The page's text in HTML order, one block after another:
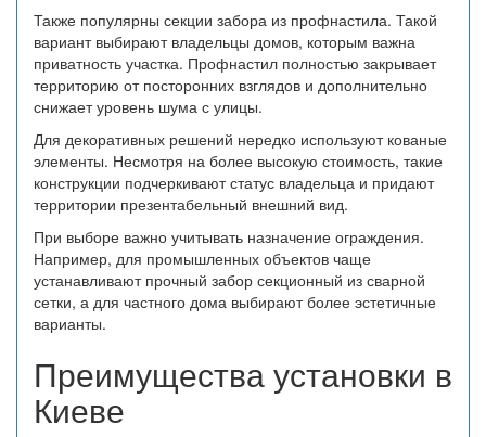
Также популярны секции забора из профнастила. Такой
вариант выбирают владельцы домов, которым важна
приватность участка. Профнастил полностью закрывает
территорию от посторонних взглядов и дополнительно
снижает уровень шума с улицы.
Для декоративных решений нередко используют кованые
элементы. Несмотря на более высокую стоимость, такие
конструкции подчеркивают статус владельца и придают
территории презентабельный внешний вид.
При выборе важно учитывать назначение ограждения.
Например, для промышленных объектов чаще
устанавливают прочный забор секционный из сварной
сетки, а для частного дома выбирают более эстетичные
варианты.
Преимущества установки в
Киеве